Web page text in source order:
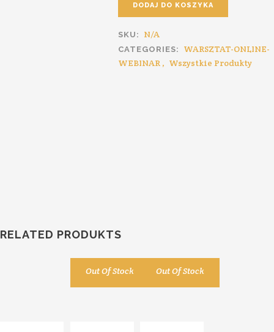
DODAJ DO KOSZYKA
SKU: N/A
CATEGORIES:
WARSZTAT-ONLINE-
WEBINAR , Wszystkie Produkty
RELATED PRODUKTS
Out Of Stock Out Of Stock